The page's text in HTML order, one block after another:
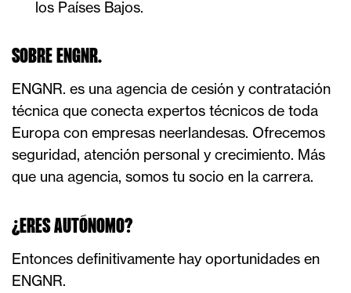
los Países Bajos.
SOBRE ENGNR.
ENGNR. es una agencia de cesión y contratación
técnica que conecta expertos técnicos de toda
Europa con empresas neerlandesas. Ofrecemos
seguridad, atención personal y crecimiento. Más
que una agencia, somos tu socio en la carrera.
¿ERES AUTÓNOMO?
Entonces definitivamente hay oportunidades en
ENGNR.